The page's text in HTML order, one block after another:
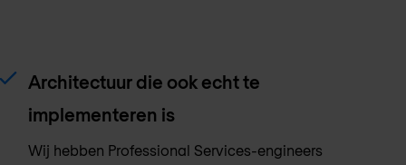
Architectuur die ook echt te
implementeren is
Wij hebben Professional Services-engineers